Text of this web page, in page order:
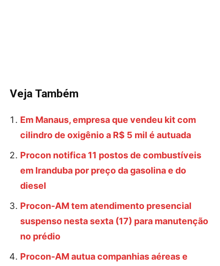
Veja Também
Em Manaus, empresa que vendeu kit com
cilindro de oxigênio a R$ 5 mil é autuada
Procon notifica 11 postos de combustíveis
em Iranduba por preço da gasolina e do
diesel
Procon-AM tem atendimento presencial
suspenso nesta sexta (17) para manutenção
no prédio
Procon-AM autua companhias aéreas e